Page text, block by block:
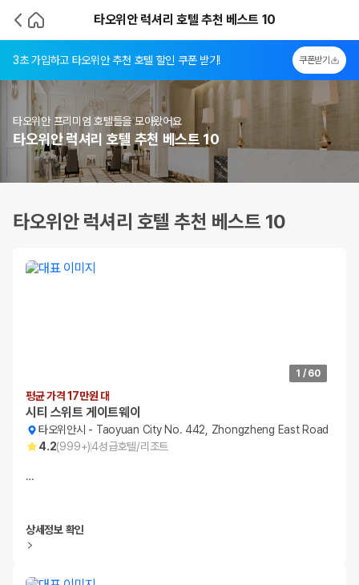
타오위안 럭셔리 호텔 추천 베스트 10
3초 가입하고 타오위안 추천 호텔 할인 쿠폰 받기! 쿠폰받기
타오위안 프리미엄 호텔들을 모아왔어요
타오위안 럭셔리 호텔 추천 베스트 10
타오위안 럭셔리 호텔 추천 베스트 10
1 / 60
평균 가격 17만원 대
시티 스위트 게이트웨이
타오위안시 - Taoyuan City No. 442, Zhongzheng East Road
4.2(999+)4성급호텔/리조트
…
상세정보 확인